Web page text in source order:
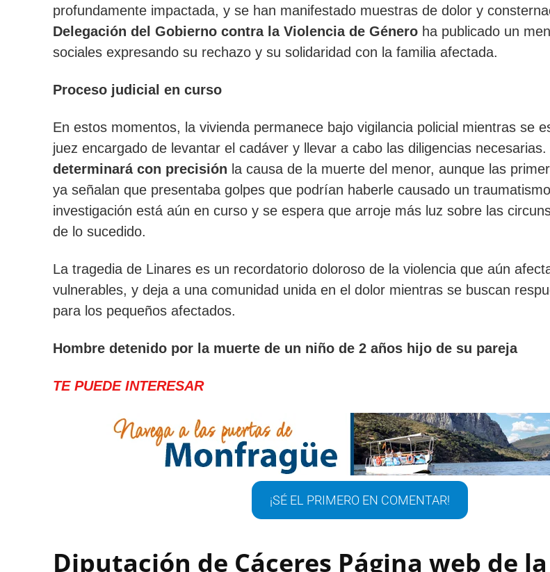
profundamente impactada, y se han manifestado muestras de dolor y
Delegación del Gobierno contra la Violencia de Género ha publicado un
sociales expresando su rechazo y su solidaridad con la familia afectada.
Proceso judicial en curso
En estos momentos, la vivienda permanece bajo vigilancia policial mientras se
juez encargado de levantar el cadáver y llevar a cabo las diligencias necesarias.
determinará con precisión la causa de la muerte del menor, aunque las
ya señalan que presentaba golpes que podrían haberle causado un
investigación está aún en curso y se espera que arroje más luz sobre las
de lo sucedido.
La tragedia de Linares es un recordatorio doloroso de la violencia que aún
vulnerables, y deja a una comunidad unida en el dolor mientras se buscan
para los pequeños afectados.
Hombre detenido por la muerte de un niño de 2 años hijo de su pareja
TE PUEDE INTERESAR
¡SÉ EL PRIMERO EN COMENTAR!
Diputación de Cáceres Página web de la